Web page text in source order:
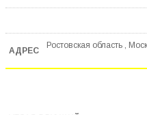
Ростовская область ,